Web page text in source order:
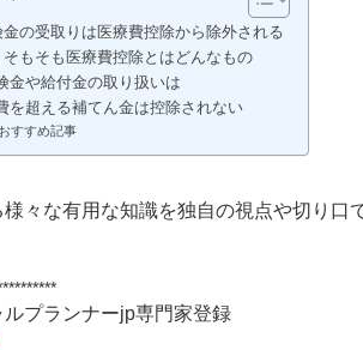
の受取りは医療費控除から除外される
もそも医療費控除とはどんなもの
金や給付金の取り扱いは
を超える補てん金は控除されない
すすめ記事
々な有用な知識を独自の視点や切り口
プランナーjp専門家登録